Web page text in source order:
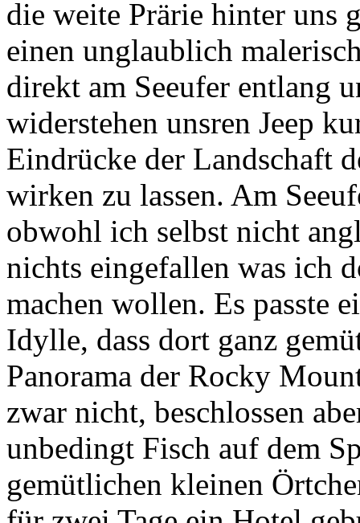
die weite Prärie hinter uns
einen unglaublich
direkt am Seeufer entlang
widerstehen unsren Jeep
Eindrücke der Landschaft
wirken zu lassen. Am
obwohl ich selbst nicht
nichts eingefallen was ich
machen wollen. Es passte
Idylle, dass dort ganz
Panorama der Rocky
zwar nicht, beschlossen
unbedingt Fisch auf dem
gemütlichen kleinen